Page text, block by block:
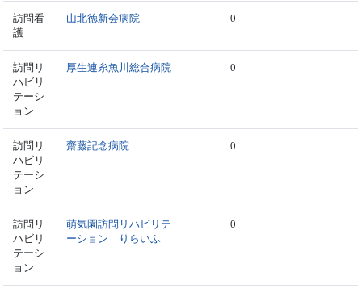
訪問看
護
山北徳新会病院 0
訪問リ
ハビリ
テーシ
ョン
厚生連糸魚川総合病院 0
訪問リ
ハビリ
テーシ
ョン
齋藤記念病院 0
訪問リ
ハビリ
テーシ
ョン
萌気園訪問リハビリテ
ーション りらいふ
0